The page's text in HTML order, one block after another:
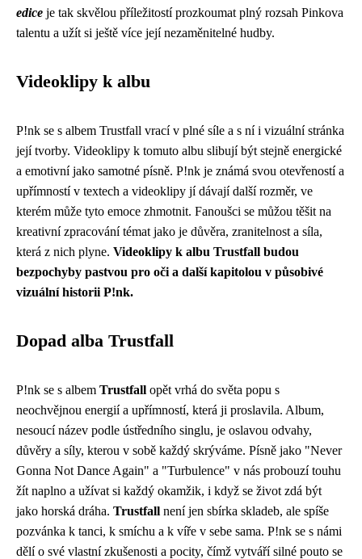
edice je tak skvělou příležitostí prozkoumat plný rozsah Pinkova
talentu a užít si ještě více její nezaměnitelné hudby.
Videoklipy k albu
P!nk se s albem Trustfall vrací v plné síle a s ní i vizuální stránka
její tvorby. Videoklipy k tomuto albu slibují být stejně energické
a emotivní jako samotné písně. P!nk je známá svou otevřeností a
upřímností v textech a videoklipy jí dávají další rozměr, ve
kterém může tyto emoce zhmotnit. Fanoušci se můžou těšit na
kreativní zpracování témat jako je důvěra, zranitelnost a síla,
která z nich plyne. Videoklipy k albu Trustfall budou
bezpochyby pastvou pro oči a další kapitolou v působivé
vizuální historii P!nk.
Dopad alba Trustfall
P!nk se s albem Trustfall opět vrhá do světa popu s
neochvějnou energií a upřímností, která ji proslavila. Album,
nesoucí název podle ústředního singlu, je oslavou odvahy,
důvěry a síly, kterou v sobě každý skrýváme. Písně jako "Never
Gonna Not Dance Again" a "Turbulence" v nás probouzí touhu
žít naplno a užívat si každý okamžik, i když se život zdá být
jako horská dráha. Trustfall není jen sbírka skladeb, ale spíše
pozvánka k tanci, k smíchu a k víře v sebe sama. P!nk se s námi
dělí o své vlastní zkušenosti a pocity, čímž vytváří silné pouto se